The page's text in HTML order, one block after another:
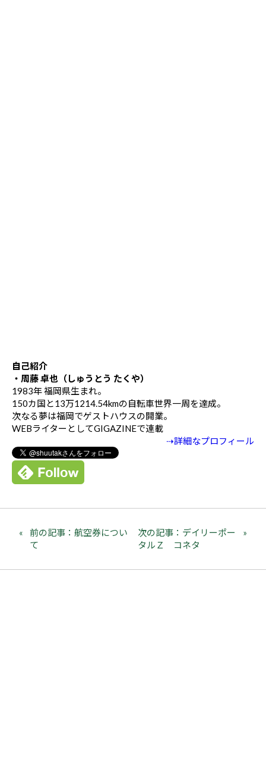
自己紹介
・周藤 卓也（しゅうとう たくや）
1983年 福岡県生まれ。
150カ国と13万1214.54kmの自転車世界一周を達成。
次なる夢は福岡でゲストハウスの開業。
WEBライターとしてGIGAZINEで連載
⇢詳細なプロフィール
前の記事：航空券につい
て
次の記事：デイリーポー
タルＺ コネタ